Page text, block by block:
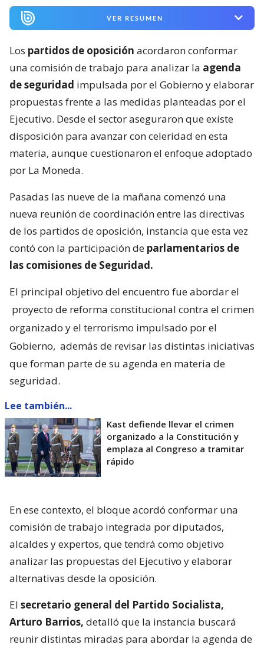
VER RESUMEN
Los partidos de oposición acordaron conformar
una comisión de trabajo para analizar la agenda
de seguridad impulsada por el Gobierno y elaborar
propuestas frente a las medidas planteadas por el
Ejecutivo. Desde el sector aseguraron que existe
disposición para avanzar con celeridad en esta
materia, aunque cuestionaron el enfoque adoptado
por La Moneda.
Pasadas las nueve de la mañana comenzó una
nueva reunión de coordinación entre las directivas
de los partidos de oposición, instancia que esta vez
contó con la participación de parlamentarios de
las comisiones de Seguridad.
El principal objetivo del encuentro fue abordar el
proyecto de reforma constitucional contra el crimen
organizado y el terrorismo impulsado por el
Gobierno, además de revisar las distintas iniciativas
que forman parte de su agenda en materia de
seguridad.
Lee también...
Kast defiende llevar el crimen
organizado a la Constitución y
emplaza al Congreso a tramitar
rápido
En ese contexto, el bloque acordó conformar una
comisión de trabajo integrada por diputados,
alcaldes y expertos, que tendrá como objetivo
analizar las propuestas del Ejecutivo y elaborar
alternativas desde la oposición.
El secretario general del Partido Socialista,
Arturo Barrios, detalló que la instancia buscará
reunir distintas miradas para abordar la agenda de